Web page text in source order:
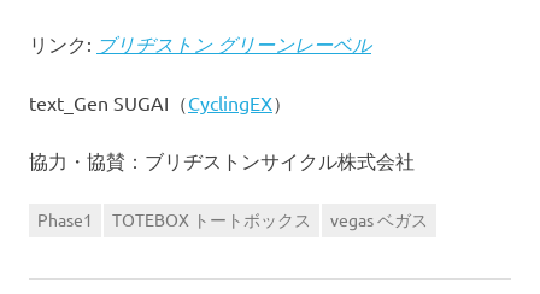
リンク: ブリヂストン グリーンレーベル
text_Gen SUGAI（CyclingEX）
協力・協賛：ブリヂストンサイクル株式会社
Phase1 TOTEBOX トートボックス vegas ベガス